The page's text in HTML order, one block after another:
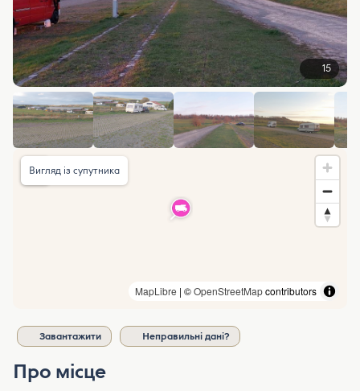
15
MapLibre | ©OpenStreetMapcontributors
Вигляд із супутника
Завантажити Неправильні дані?
Про місце